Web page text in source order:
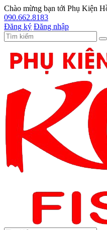
Chào mừng bạn tới Phụ Kiện
090.662.8183
Đăng ký Đăng nhập